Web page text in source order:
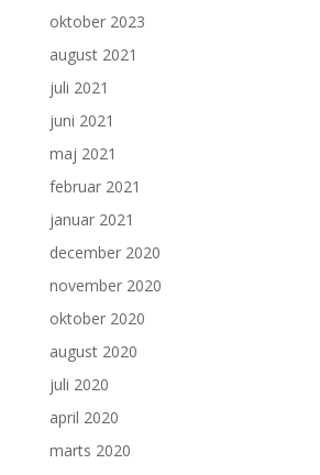
oktober 2023
august 2021
juli 2021
juni 2021
maj 2021
februar 2021
januar 2021
december 2020
november 2020
oktober 2020
august 2020
juli 2020
april 2020
marts 2020